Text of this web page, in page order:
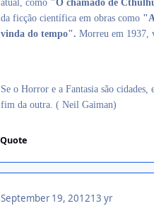
atual, como "O chamado de
da ficção científica em obras como
vinda do tempo". Morreu em 1937,
Se o Horror e a Fantasia são
fim da outra. ( Neil Gaiman)
Quote
September 19, 201213 yr